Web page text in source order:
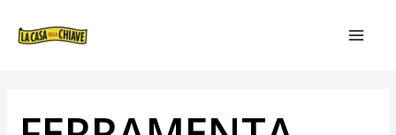
ARTICOLI